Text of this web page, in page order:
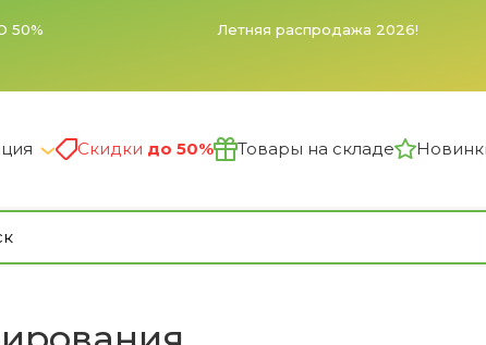
Заказы, поступившие в субботу и воскресенье, будут
Скидки до 50% Товары на складе